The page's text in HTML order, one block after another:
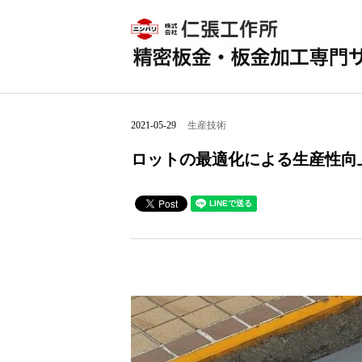
2021-05-29 生産技術
ロットの最適化による生産性向